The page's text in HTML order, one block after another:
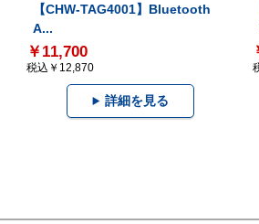
【CHW-TAG4001】Bluetooth
A...
￥11,700
税込￥12,870
詳細を見る